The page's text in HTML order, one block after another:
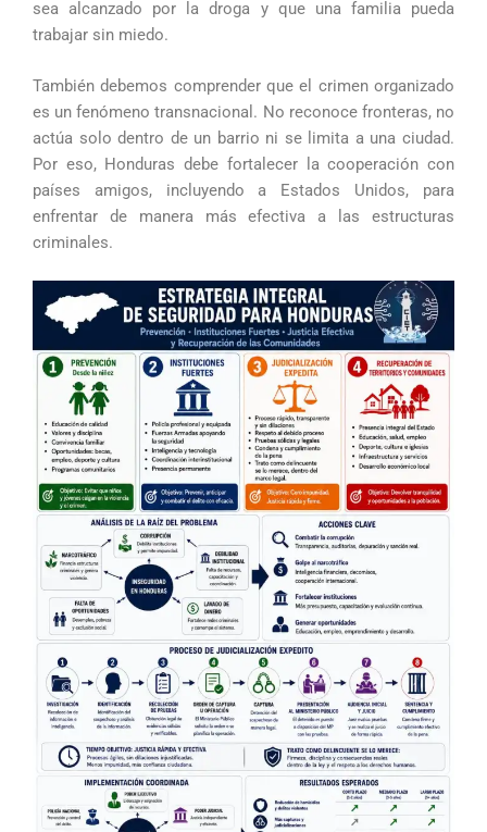
sea alcanzado por la droga y que una familia pueda
trabajar sin miedo.
También debemos comprender que el crimen organizado
es un fenómeno transnacional. No reconoce fronteras, no
actúa solo dentro de un barrio ni se limita a una ciudad.
Por eso, Honduras debe fortalecer la cooperación con
países amigos, incluyendo a Estados Unidos, para
enfrentar de manera más efectiva a las estructuras
criminales.